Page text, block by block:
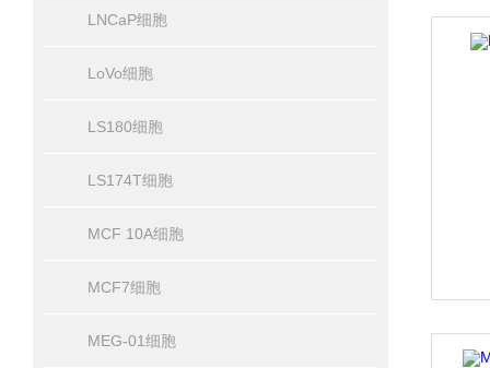
LNCaP细胞
LoVo细胞
LS180细胞
LS174T细胞
MCF 10A细胞
MCF7细胞
MEG-01细胞